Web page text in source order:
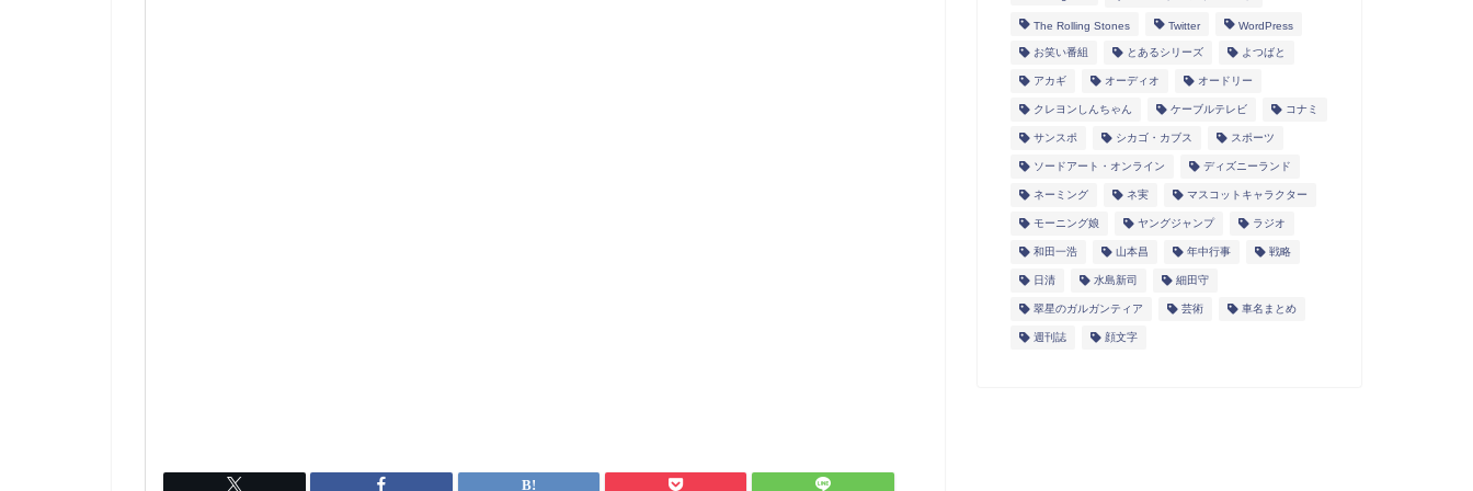
The Rolling Stones Twitter WordPress
お笑い番組 とあるシリーズ よつばと
アカギ オーディオ オードリー
クレヨンしんちゃん ケーブルテレビ コナミ
サンスポ シカゴ・カブス スポーツ
ソードアート・オンライン ディズニーランド
ネーミング ネ実 マスコットキャラクター
モーニング娘 ヤングジャンプ ラジオ
和田一浩 山本昌 年中行事 戦略
日清 水島新司 細田守
翠星のガルガンティア 芸術 車名まとめ
週刊誌 顔文字